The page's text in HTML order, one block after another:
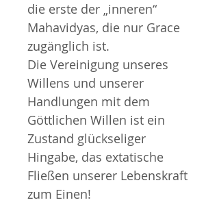
die erste der „inneren“
Mahavidyas, die nur Grace
zugänglich ist.
Die Vereinigung unseres
Willens und unserer
Handlungen mit dem
Göttlichen Willen ist ein
Zustand glückseliger
Hingabe, das extatische
Fließen unserer Lebenskraft
zum Einen!